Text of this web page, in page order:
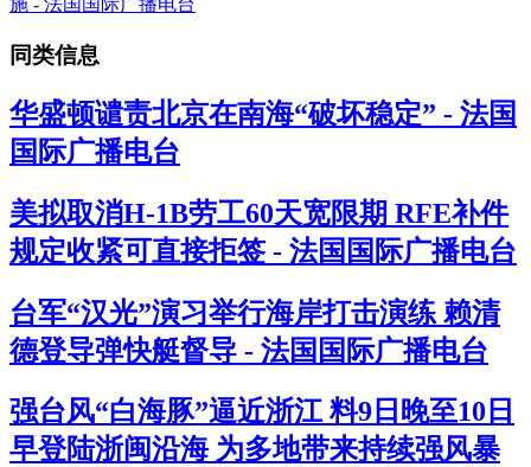
同类信息
华盛顿谴责北京在南海“破坏稳定” - 法国
国际广播电台
美拟取消H-1B劳工60天宽限期 RFE补件
规定收紧可直接拒签 - 法国国际广播电台
台军“汉光”演习举行海岸打击演练 赖清
德登导弹快艇督导 - 法国国际广播电台
强台风“白海豚”逼近浙江 料9日晚至10日
早登陆浙闽沿海 为多地带来持续强风暴